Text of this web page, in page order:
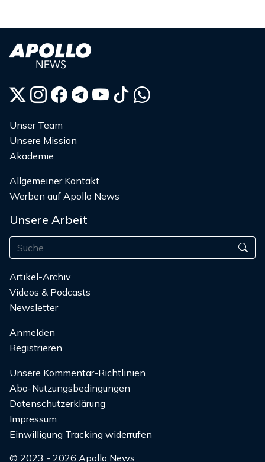
Unser Team
Unsere Mission
Akademie
Allgemeiner Kontakt
Werben auf Apollo News
Unsere Arbeit
Artikel-Archiv
Videos & Podcasts
Newsletter
Anmelden
Registrieren
Unsere Kommentar-Richtlinien
Abo-Nutzungsbedingungen
Datenschutzerklärung
Impressum
Einwilligung Tracking widerrufen
© 2023 - 2026 Apollo News